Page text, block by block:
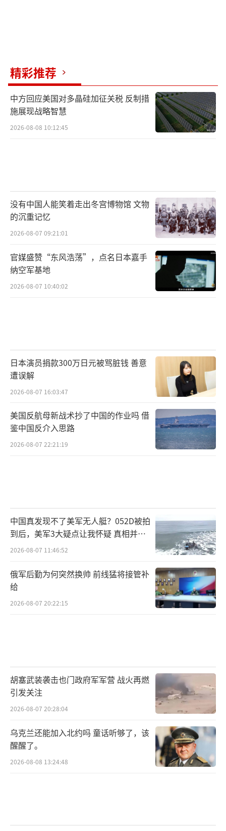
精彩推荐
中方回应美国对多晶硅加征关税 反制措
施展现战略智慧
2026-08-08 10:12:45
没有中国人能笑着走出冬宫博物馆 文物
的沉重记忆
2026-08-07 09:21:01
官媒盛赞“东风浩荡”，点名日本嘉手
纳空军基地
2026-08-07 10:40:02
日本演员捐款300万日元被骂脏钱 善意
遭误解
2026-08-07 16:03:47
美国反航母新战术抄了中国的作业吗 借
鉴中国反介入思路
2026-08-07 22:21:19
中国真发现不了美军无人艇？052D被拍
到后，美军3大疑点让我怀疑 真相并非
如此
2026-08-07 11:46:52
俄军后勤为何突然换帅 前线猛将接管补
给
2026-08-07 20:22:15
胡塞武装袭击也门政府军军营 战火再燃
引发关注
2026-08-07 20:28:04
乌克兰还能加入北约吗 童话听够了，该
醒醒了。
2026-08-08 13:24:48